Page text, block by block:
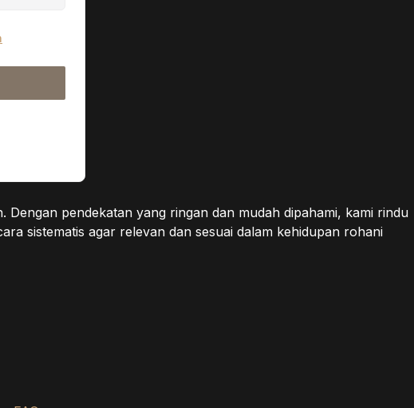
pendekatan yang ringan dan mudah dipahami, kami rindu
sistematis agar relevan dan sesuai dalam kehidupan rohani